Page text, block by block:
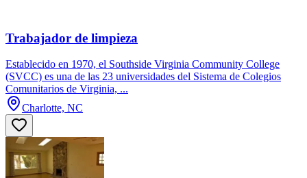
Trabajador de limpieza
Establecido en 1970, el Southside Virginia Community College
(SVCC) es una de las 23 universidades del Sistema de Colegios
Comunitarios de Virginia, ...
Charlotte, NC